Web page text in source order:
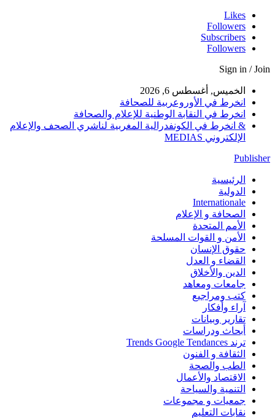
Likes
Followers
Subscribers
Followers
Sign in / Join
الخميس, أغسطس 6, 2026
انخرط في الأوروعربية للصحافة
انخرط في النقابة الوطنية للإعلام والصحافة
& انخرط في الكونفدرالية المغربية لناشري الصحف والإعلام
الإلكتروني MEDIAS
Publisher
الرئيسية
الدولية
Internationale
الصحافة و الإعلام
الأمم المتحدة
الأمن و القوات المسلحة
حقوق الإنسان
القضاء و العدل
الدين والأخلاق
جامعات ومعاهد
كتب ومراجيع
آراء وأفكار
تقارير وبيانات
أبحاث ودراسات
ترند Trends Google Tendances
الثقافة و الفنون
الطب والصحة
الاقتصاد والأعمال
التنمية والسياحة
جمعيات و مجموعات
نقابات التعليم